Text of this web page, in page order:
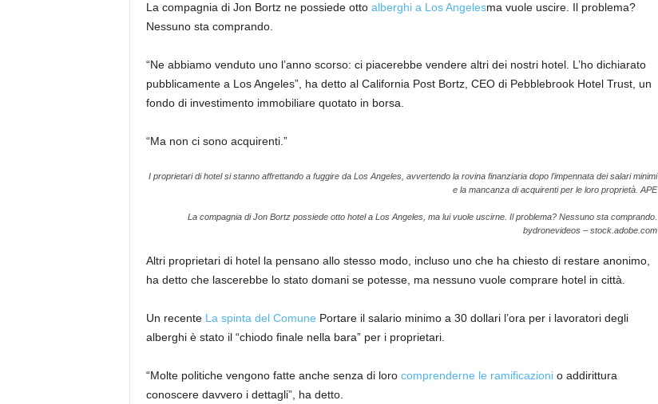
La compagnia di Jon Bortz ne possiede otto alberghi a Los Angelesma vuole uscire. Il problema?
Nessuno sta comprando.
“Ne abbiamo venduto uno l’anno scorso: ci piacerebbe vendere altri dei nostri hotel. L’ho dichiarato
pubblicamente a Los Angeles”, ha detto al California Post Bortz, CEO di Pebblebrook Hotel Trust, un
fondo di investimento immobiliare quotato in borsa.
“Ma non ci sono acquirenti.”
I proprietari di hotel si stanno affrettando a fuggire da Los Angeles, avvertendo la rovina finanziaria dopo l’impennata dei salari minimi
e la mancanza di acquirenti per le loro proprietà. APE
La compagnia di Jon Bortz possiede otto hotel a Los Angeles, ma lui vuole uscirne. Il problema? Nessuno sta comprando.
bydronevideos – stock.adobe.com
Altri proprietari di hotel la pensano allo stesso modo, incluso uno che ha chiesto di restare anonimo,
ha detto che lascerebbe lo stato domani se potesse, ma nessuno vuole comprare hotel in città.
Un recente La spinta del Comune Portare il salario minimo a 30 dollari l’ora per i lavoratori degli
alberghi è stato il “chiodo finale nella bara” per i proprietari.
“Molte politiche vengono fatte anche senza di loro comprenderne le ramificazionio addirittura
conoscere davvero i dettagli”, ha detto.